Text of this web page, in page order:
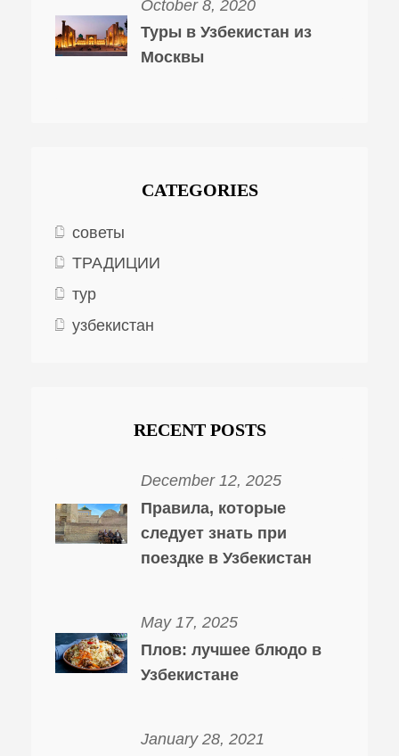
October 8, 2020
Туры в Узбекистан из
Москвы
CATEGORIES
советы
ТРАДИЦИИ
тур
узбекистан
RECENT POSTS
December 12, 2025
Правила, которые
следует знать при
поездке в Узбекистан
May 17, 2025
Плов: лучшее блюдо в
Узбекистане
January 28, 2021